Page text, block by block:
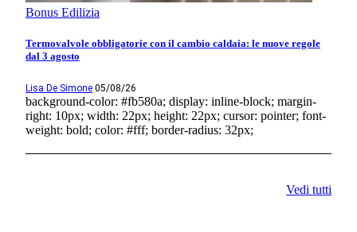
Bonus Edilizia
Termovalvole obbligatorie con il cambio caldaia: le nuove regole
dal 3 agosto
Lisa De Simone 05/08/26
background-color: #fb580a; display: inline-block; margin-
right: 10px; width: 22px; height: 22px; cursor: pointer; font-
weight: bold; color: #fff; border-radius: 32px;
Vedi tutti